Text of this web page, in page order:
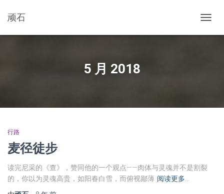
顽石
换
5 月 2018
行路
麦径徒步
读完尼采的《查》，赞同他的一个观点——肉体与灵魂并不是割裂
的，你以为灵魂高贵，如阳春白雪，而俯视鄙薄 阅读更多…